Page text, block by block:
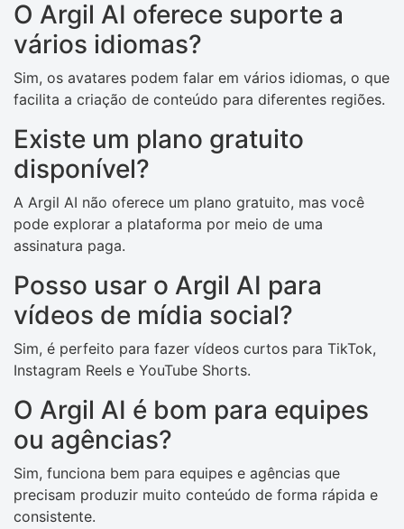
O Argil AI oferece suporte a
vários idiomas?
Sim, os avatares podem falar em vários idiomas, o que
facilita a criação de conteúdo para diferentes regiões.
Existe um plano gratuito
disponível?
A Argil AI não oferece um plano gratuito, mas você
pode explorar a plataforma por meio de uma
assinatura paga.
Posso usar o Argil AI para
vídeos de mídia social?
Sim, é perfeito para fazer vídeos curtos para TikTok,
Instagram Reels e YouTube Shorts.
O Argil AI é bom para equipes
ou agências?
Sim, funciona bem para equipes e agências que
precisam produzir muito conteúdo de forma rápida e
consistente.